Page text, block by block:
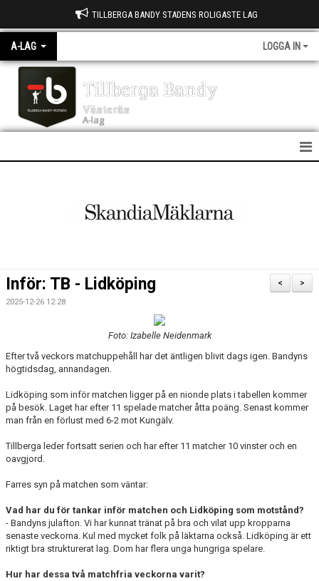
TILLBERGA BANDY STADENS ROLIGASTE LAG
A-LAG LOGGA IN
Tillberga Bandy
Västerås
A-lag
TRUPPEN
DOKUMENT
KONTAKT
>
<
Inför: TB - Lidköping
2025-12-26 12:28
Foto: Izabelle Neidenmark
Efter två veckors matchuppehåll har det äntligen blivit dags igen. Bandyns
högtidsdag, annandagen.
Lidköping som inför matchen ligger på en nionde plats i tabellen kommer
på besök. Laget har efter 11 spelade matcher åtta poäng. Senast kommer
man från en förlust med 6-2 mot Kungälv.
Tillberga leder fortsatt serien och har efter 11 matcher 10 vinster och en
oavgjord.
Farres syn på matchen som väntar:
Vad har du för tankar inför matchen och Lidköping som motstånd?
- Bandyns julafton. Vi har kunnat tränat på bra och vilat upp kropparna
senaste veckorna. Kul med mycket folk på läktarna också. Lidköping är ett
riktigt bra strukturerat lag. Dom har flera unga hungriga spelare.
Hur har dessa två matchfria veckorna varit?